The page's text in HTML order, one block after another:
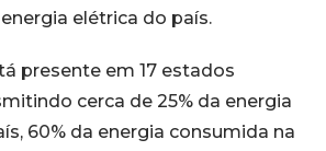
elétrica do país.
presente em 17 estados
cerca de 25% da energia
60% da energia consumida na